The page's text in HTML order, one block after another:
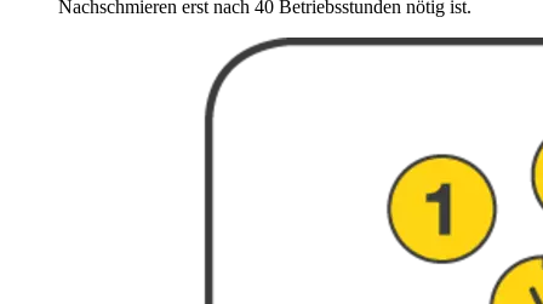
Nachschmieren erst nach 40 Betriebsstunden nötig ist.